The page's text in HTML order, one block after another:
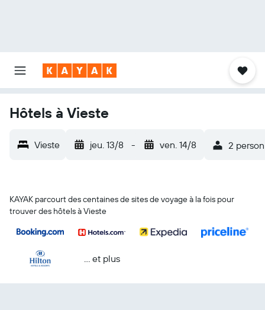
Hôtels à Vieste
Vieste jeu. 13/8 - ven. 14/8 2
KAYAK parcourt des centaines de sites de voyage à la fois pour
trouver des hôtels à Vieste
… et plus